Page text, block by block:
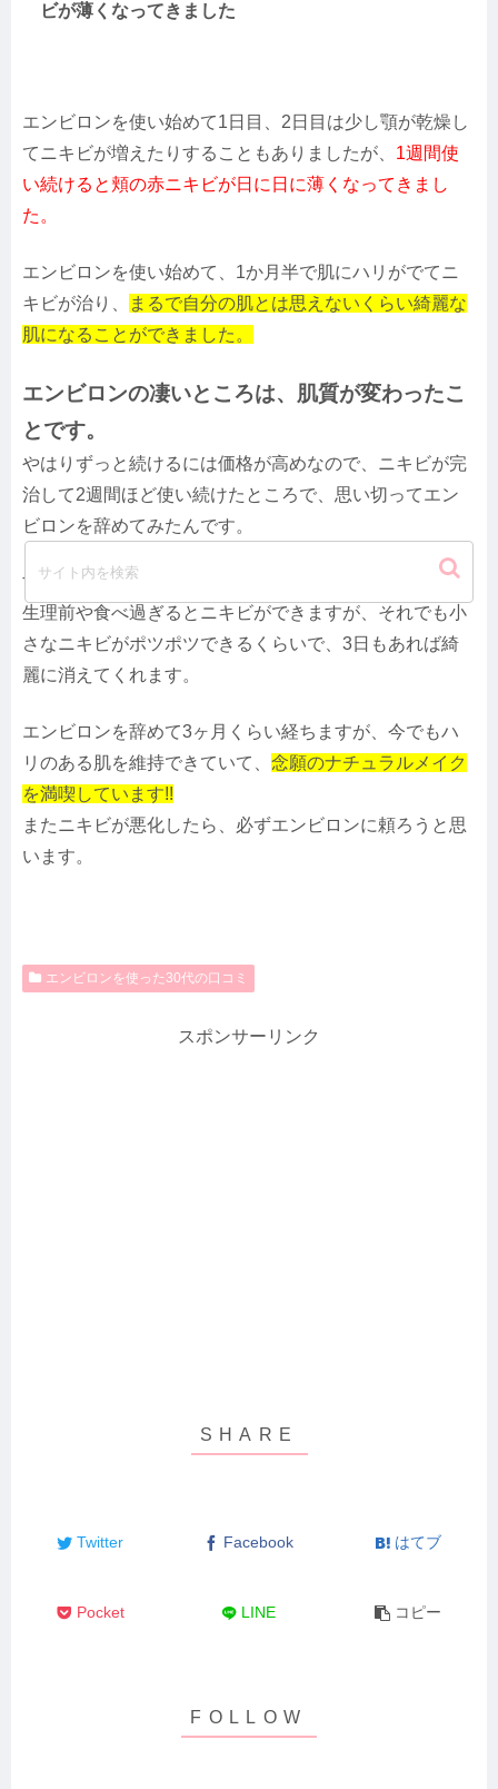
ビが薄くなってきました
エンビロンを使い始めて1日目、2日目は少し顎が乾燥し
てニキビが増えたりすることもありましたが、 1週間使
い続けると頬の赤ニキビが日に日に薄くなってきまし
た。
エンビロンを使い始めて、1か月半で肌にハリがでてニ
キビが治り、
まるで自分の肌とは思えないくらい綺麗な
肌になることができました。
エンビロンの凄いところは、肌質が変わったこ
とです。
やはりずっと続けるには価格が高めなので、ニキビが完
治して2週間ほど使い続けたところで、思い切ってエン
ビロンを辞めてみたんです。
すると、明らかにニキビができにくくなりました。
生理前や食べ過ぎるとニキビができますが、それでも小
さなニキビがポツポツできるくらいで、3日もあれば綺
麗に消えてくれます。
エンビロンを辞めて3ヶ月くらい経ちますが、今でもハ
リのある肌を維持できていて、 念願のナチュラルメイク
を満喫しています!!
またニキビが悪化したら、必ずエンビロンに頼ろうと思
います。
エンビロンを使った30代の口コミ
スポンサーリンク
Twitter Facebook はてブ
Pocket LINE コピー